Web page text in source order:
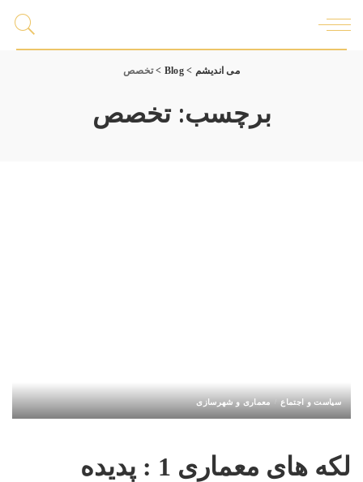
می اندیشم >
Blog
>تخصص
برچسب:تخصص
سیاست و اجتماع معماری و شهرسازی
لکه های معماری 1 : پدیده